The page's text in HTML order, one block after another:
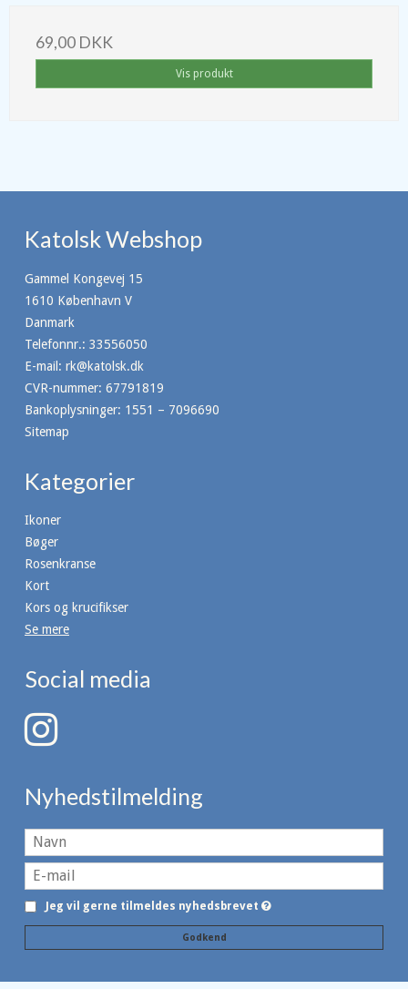
69,00 DKK
Vis produkt
Katolsk Webshop
Gammel Kongevej 15
1610 København V
Danmark
Telefonnr.: 33556050
E-mail : rk@katolsk.dk
CVR-nummer: 67791819
Bankoplysninger: 1551 – 7096690
Sitemap
Kategorier
Ikoner
Bøger
Rosenkranse
Kort
Kors og krucifikser
Se mere
Social media
Nyhedstilmelding
Jeg vil gerne tilmeldes nyhedsbrevet
Godkend